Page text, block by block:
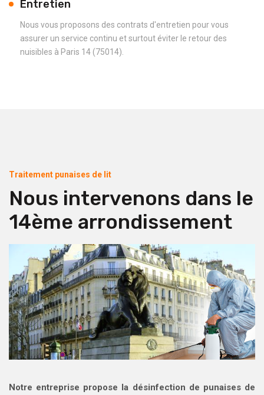
Entretien
Nous vous proposons des contrats d'entretien pour vous
assurer un service continu et surtout éviter le retour des
nuisibles à Paris 14 (75014).
Traitement punaises de lit
Nous intervenons dans le
14ème arrondissement
Notre entreprise propose la désinfection de punaises de